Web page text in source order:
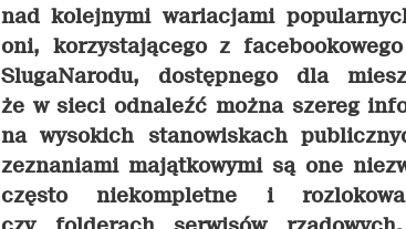
nad kolejnymi wariacjami
oni, korzystającego z
SlugaNarodu, dostępnego dla
że w sieci odnaleźć można szereg
na wysokich stanowiskach
zeznaniami majątkowymi są one
często niekompletne i